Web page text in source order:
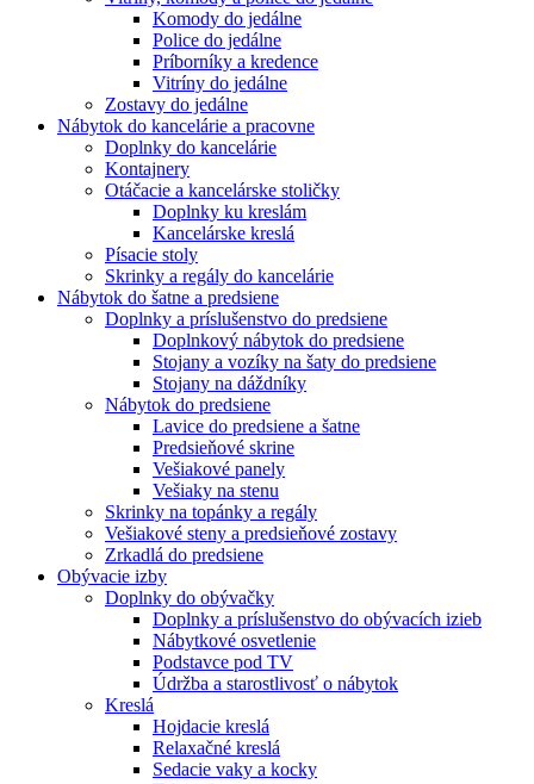
Komody do jedálne
Police do jedálne
Príborníky a kredence
Vitríny do jedálne
Zostavy do jedálne
Nábytok do kancelárie a pracovne
Doplnky do kancelárie
Kontajnery
Otáčacie a kancelárske stoličky
Doplnky ku kreslám
Kancelárske kreslá
Písacie stoly
Skrinky a regály do kancelárie
Nábytok do šatne a predsiene
Doplnky a príslušenstvo do predsiene
Doplnkový nábytok do predsiene
Stojany a vozíky na šaty do predsiene
Stojany na dáždníky
Nábytok do predsiene
Lavice do predsiene a šatne
Predsieňové skrine
Vešiakové panely
Vešiaky na stenu
Skrinky na topánky a regály
Vešiakové steny a predsieňové zostavy
Zrkadlá do predsiene
Obývacie izby
Doplnky do obývačky
Doplnky a príslušenstvo do obývacích izieb
Nábytkové osvetlenie
Podstavce pod TV
Údržba a starostlivosť o nábytok
Kreslá
Hojdacie kreslá
Relaxačné kreslá
Sedacie vaky a kocky